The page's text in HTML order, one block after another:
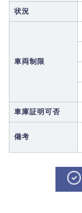
状況
車両制限
車庫証明可否
備考